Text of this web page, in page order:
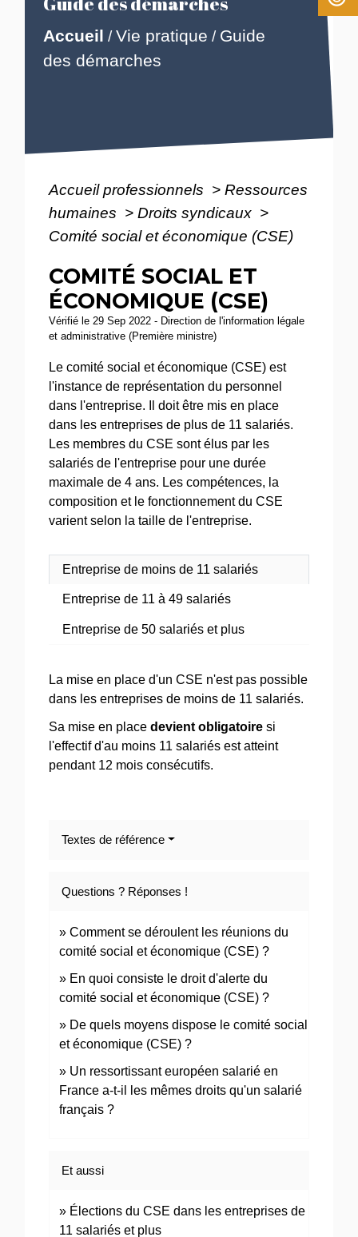
Accueil /Vie pratique / Guide
des démarches
Accueil professionnels > Ressources
humaines > Droits syndicaux >
Comité social et économique (CSE)
COMITÉ SOCIAL ET
ÉCONOMIQUE (CSE)
Vérifié le 29 Sep 2022 - Direction de l'information légale
et administrative (Première ministre)
Le comité social et économique (CSE) est
l'instance de représentation du personnel
dans l'entreprise. Il doit être mis en place
dans les entreprises de plus de 11 salariés.
Les membres du CSE sont élus par les
salariés de l'entreprise pour une durée
maximale de 4 ans. Les compétences, la
composition et le fonctionnement du CSE
varient selon la taille de l'entreprise.
Entreprise de moins de 11 salariés
Entreprise de 11 à 49 salariés
Entreprise de 50 salariés et plus
La mise en place d'un CSE n'est pas possible
dans les entreprises de moins de 11 salariés.
Sa mise en placedevient obligatoire si
l'effectif d'au moins 11 salariés est atteint
pendant 12 mois consécutifs.
Textes de référence
Questions ? Réponses !
Comment se déroulent les réunions du
comité social et économique (CSE) ?
En quoi consiste le droit d'alerte du
comité social et économique (CSE) ?
De quels moyens dispose le comité social
et économique (CSE) ?
Un ressortissant européen salarié en
France a-t-il les mêmes droits qu'un salarié
français ?
Et aussi
Élections du CSE dans les entreprises de
11 salariés et plus